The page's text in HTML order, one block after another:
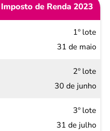
de Renda 2023
1º lote
31 de maio
2º lote
30 de junho
3º lote
31 de julho